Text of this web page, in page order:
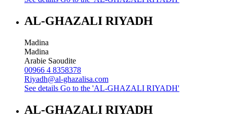
AL-GHAZALI RIYADH
Madina
Madina
Arabie Saoudite
00966 4 8358378
Riyadh@al-ghazalisa.com
See details Go to the 'AL-GHAZALI RIYADH'
AL-GHAZALI RIYADH